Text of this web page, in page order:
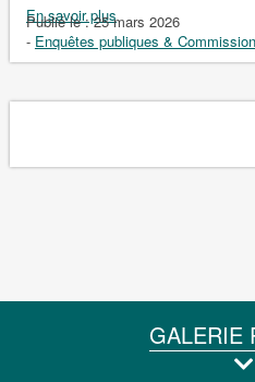
En savoir plus
Publié le :25 mars 2026
- Enquêtes publiques &
GALERIE